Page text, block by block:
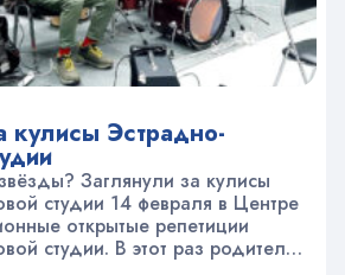
кулисы Эстрадно-
Заглянули за кулисы
студии 14 февраля в Центре
открытые репетиции
студии. В этот раз родители,